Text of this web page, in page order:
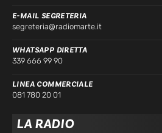
E-MAIL SEGRETERIA
segreteria@radiomarte.it
WHATSAPP DIRETTA
339 666 99 90
LINEA COMMERCIALE
081 780 20 01
LA RADIO